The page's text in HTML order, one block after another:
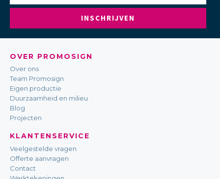
INSCHRIJVEN
OVER PROMOSIGN
Over ons
Team Promosign
Eigen productie
Duurzaamheid en milieu
Blog
Projecten
KLANTENSERVICE
Veelgestelde vragen
Offerte aanvragen
Contact